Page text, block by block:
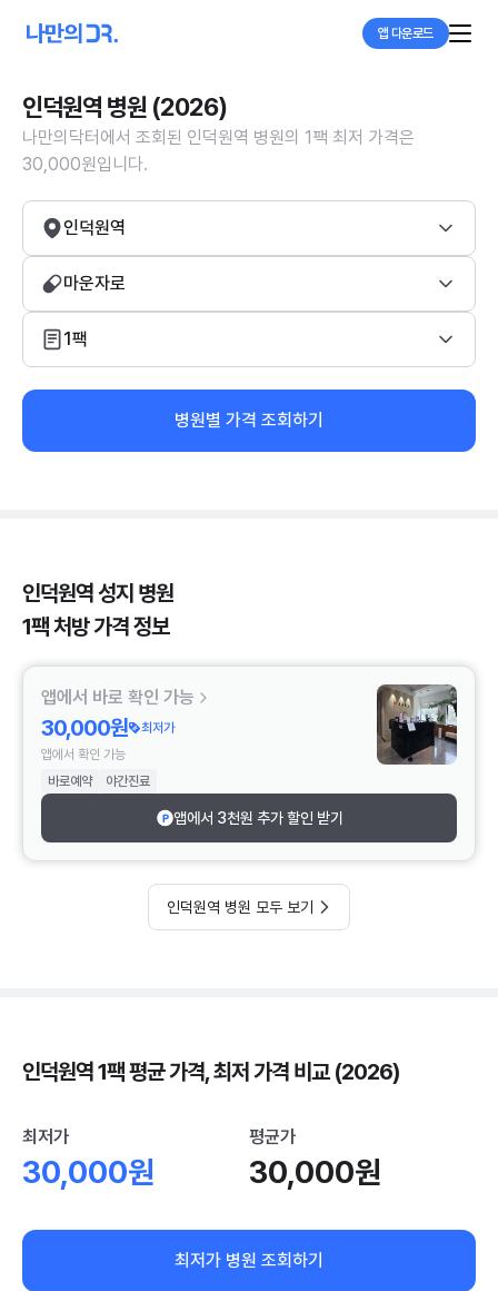
앱 다운로드
인덕원역 병원 (2026)
나만의닥터에서 조회된 인덕원역 병원의 1팩 최저 가격은
30,000원입니다.
인덕원역
마운자로
1팩
병원별 가격 조회하기
인덕원역 성지 병원
1팩 처방 가격 정보
앱에서 바로 확인 가능
30,000원
최저가
앱에서 확인 가능
바로예약
야간진료
앱에서 3천원 추가 할인 받기
인덕원역 병원 모두 보기
인덕원역 1팩 평균 가격, 최저 가격 비교 (2026)
최저가
30,000원
평균가
30,000원
최저가 병원 조회하기